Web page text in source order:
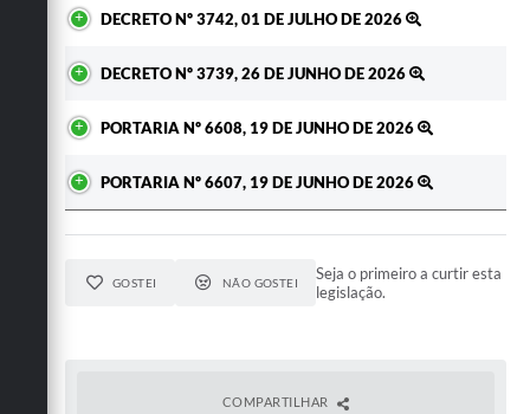
DECRETO Nº 3742, 01 DE JULHO DE 2026
DECRETO Nº 3739, 26 DE JUNHO DE 2026
PORTARIA Nº 6608, 19 DE JUNHO DE 2026
PORTARIA Nº 6607, 19 DE JUNHO DE 2026
GOSTEI NÃO GOSTEI
Seja o primeiro a curtir esta
legislação.
COMPARTILHAR